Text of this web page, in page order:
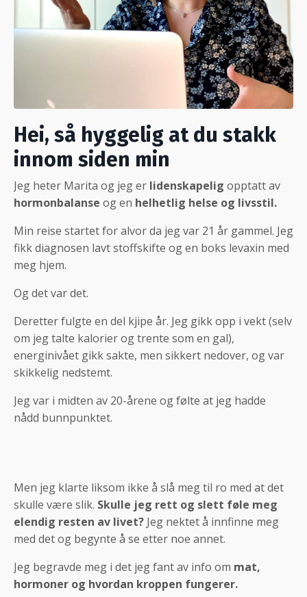
Hei, så hyggelig at du stakk
innom siden min
Jeg heter Marita og jeg er lidenskapelig opptatt av
hormonbalanse og en helhetlig helse og livsstil.
Min reise startet for alvor da jeg var 21 år gammel. Jeg
fikk diagnosen lavt stoffskifte og en boks levaxin med
meg hjem.
Og det var det.
Deretter fulgte en del kjipe år. Jeg gikk opp i vekt (selv
om jeg talte kalorier og trente som en gal),
energinivået gikk sakte, men sikkert nedover, og var
skikkelig nedstemt.
Jeg var i midten av 20-årene og følte at jeg hadde
nådd bunnpunktet.
Men jeg klarte liksom ikke å slå meg til ro med at det
skulle være slik. Skulle jeg rett og slett føle meg
elendig resten av livet? Jeg nektet å innfinne meg
med det og begynte å se etter noe annet.
Jeg begravde meg i det jeg fant av info om mat,
hormoner og hvordan kroppen fungerer.